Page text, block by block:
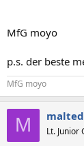
MfG moyo
p.s. der beste
MfG moyo
M Lt. Junior